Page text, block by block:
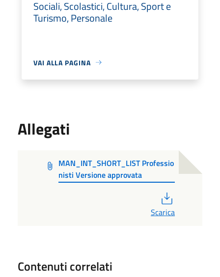
Sociali, Scolastici, Cultura, Sport e
Turismo, Personale
VAI ALLA PAGINA
Allegati
MAN_INT_SHORT_LIST Professio
nisti Versione approvata
Scarica
Contenuti correlati